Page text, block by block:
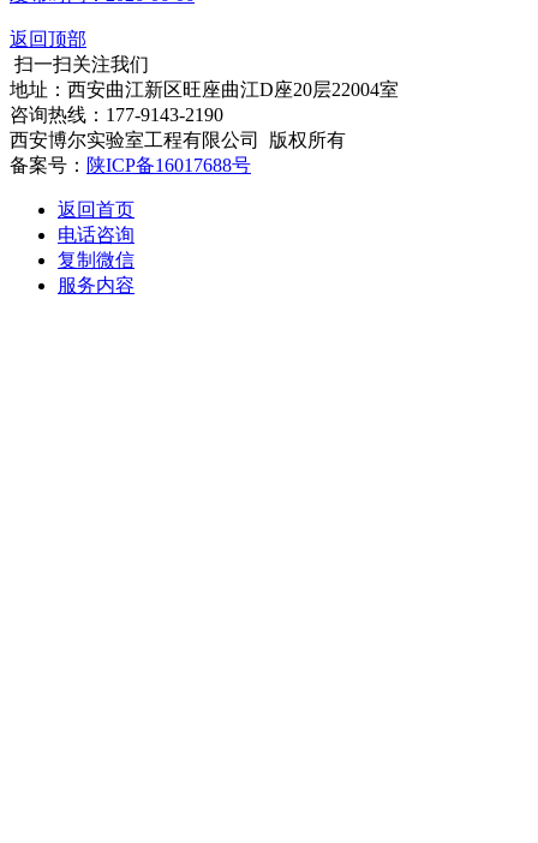
返回顶部
扫一扫关注我们
地址：西安曲江新区旺座曲江D座20层22004室
咨询热线：177-9143-2190
西安博尔实验室工程有限公司 版权所有
备案号： 陕ICP备16017688号
返回首页
电话咨询
复制微信
服务内容